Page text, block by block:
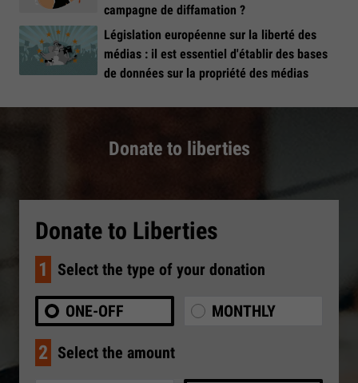
campagne de diffamation ?
Législation européenne sur la liberté des
médias : il est essentiel d'établir des bases
de données sur la propriété des médias
Donate to liberties
Donate to Liberties
1 Select the type of your donation
ONE-OFF MONTHLY
2 Select the amount